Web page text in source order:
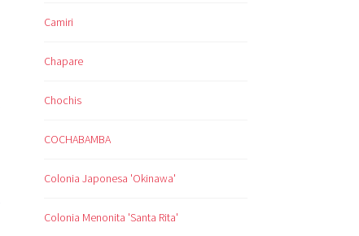
Camiri
Chapare
Chochis
COCHABAMBA
Colonia Japonesa 'Okinawa'
Colonia Menonita 'Santa Rita'